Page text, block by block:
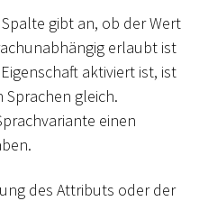
Spalte gibt an, ob der Wert
erlaubt ist
aktiviert ist, ist
gleich.
einen
des Attributs oder der